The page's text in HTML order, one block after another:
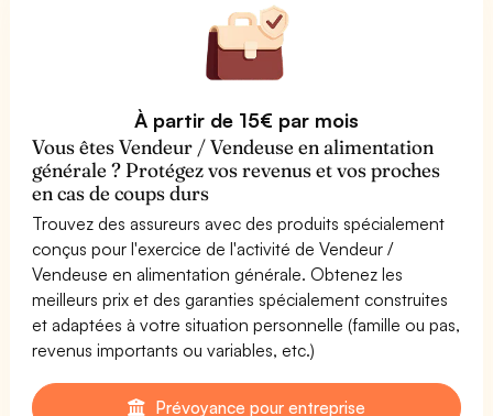
À partir de 15€ par mois
Vous êtes Vendeur / Vendeuse en alimentation
générale ? Protégez vos revenus et vos proches
en cas de coups durs
Trouvez des assureurs avec des produits spécialement
conçus pour l'exercice de l'activité de Vendeur /
Vendeuse en alimentation générale. Obtenez les
meilleurs prix et des garanties spécialement construites
et adaptées à votre situation personnelle (famille ou pas,
revenus importants ou variables, etc.)
Prévoyance pour entreprise